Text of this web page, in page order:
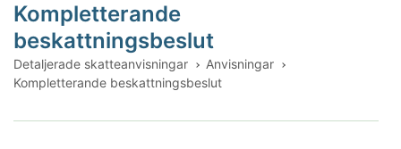
Kompletterande
beskattningsbeslut
Detaljerade skatteanvisningar
Anvisningar
Kompletterande beskattningsbeslut